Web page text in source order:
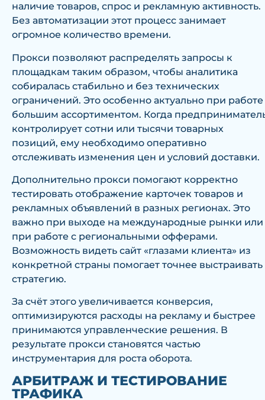
наличие товаров, спрос и рекламную активность.
Без автоматизации этот процесс занимает
огромное количество времени.
Прокси позволяют распределять запросы к
площадкам таким образом, чтобы аналитика
собиралась стабильно и без технических
ограничений. Это особенно актуально при работе
большим ассортиментом. Когда
контролирует сотни или тысячи товарных
позиций, ему необходимо оперативно
отслеживать изменения цен и условий доставки.
Дополнительно прокси помогают корректно
тестировать отображение карточек товаров и
рекламных объявлений в разных регионах. Это
важно при выходе на международные рынки или
при работе с региональными офферами.
Возможность видеть сайт «глазами клиента» из
конкретной страны помогает точнее выстраивать
стратегию.
За счёт этого увеличивается конверсия,
оптимизируются расходы на рекламу и быстрее
принимаются управленческие решения. В
результате прокси становятся частью
инструментария для роста оборота.
АРБИТРАЖ И ТЕСТИРОВАНИЕ
ТРАФИКА